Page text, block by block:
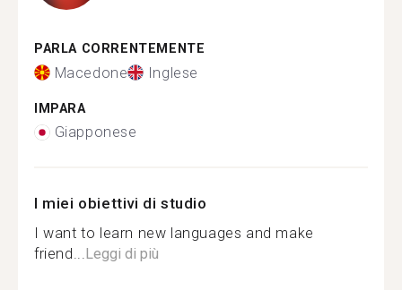
PARLA CORRENTEMENTE
Macedone Inglese
IMPARA
Giapponese
I miei obiettivi di studio
I want to learn new languages and make
friend...Leggi di più